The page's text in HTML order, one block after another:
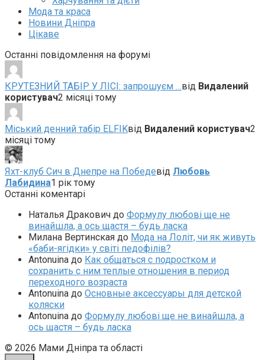
Мода та краса
Новини Дніпра
Цікаве
Останні повідомлення на форумі
КРУТЕЗНИЙ ТАБІР У ЛІСІ: запрошуєм …від Видалений
користувач2 місяці тому
Міський денний табір ELFIKвід Видалений користувач2
місяці тому
Яхт-клуб Сич в Днепре на Победевід Любовь
Лабидина1 рік тому
Останні коментарі
Наталья Дракович до Формулу любові ще не
винайшла, а ось щастя – будь ласка
Милана Вертинская до Мода на Лоліт, чи як живуть
«баби-ягідки» у світі педофілів?
Antonuina до Как общаться с подростком и
сохранить с ним теплые отношения в период
переходного возраста
Antonuina до Основные аксессуары для детской
коляски
Antonuina до Формулу любові ще не винайшла, а
ось щастя – будь ласка
© 2026 Мами Дніпра та області